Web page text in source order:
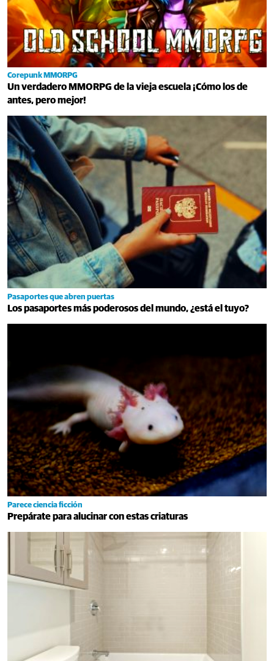
Corepunk MMORPG
Un verdadero MMORPG de la vieja escuela ¡Cómo los de
antes, pero mejor!
Pasaportes que abren puertas
Los pasaportes más poderosos del mundo, ¿está el tuyo?
Parece ciencia ficción
Prepárate para alucinar con estas criaturas